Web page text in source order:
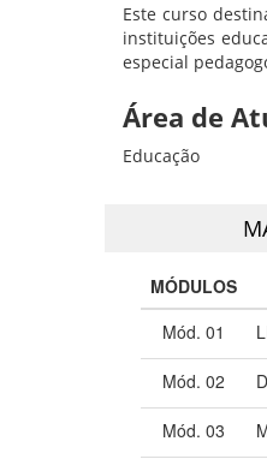
Este curso
instituições
especial
Área de
Educação
MÓDULOS
Mód. 01
Mód. 02
Mód. 03